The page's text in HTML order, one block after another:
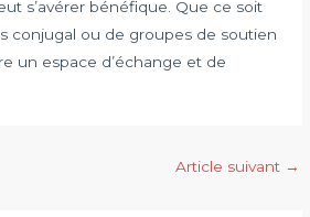
s’avérer bénéfique. Que ce soit
conjugal ou de groupes de soutien
un espace d’échange et de
Article suivant →